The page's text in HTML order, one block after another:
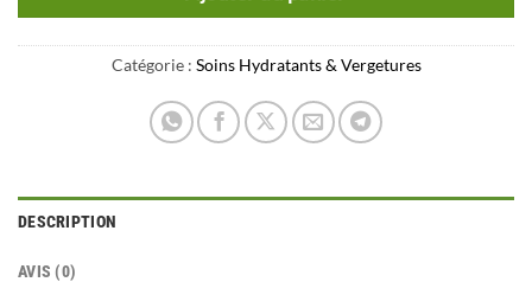
Catégorie : Soins Hydratants & Vergetures
DESCRIPTION
AVIS (0)